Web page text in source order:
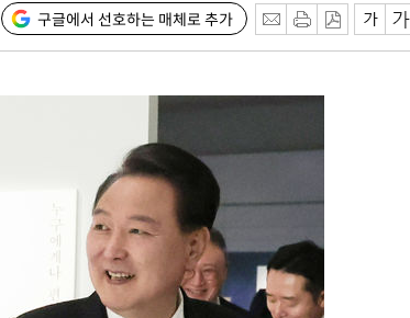
구글에서 선호하는 매체로 추가